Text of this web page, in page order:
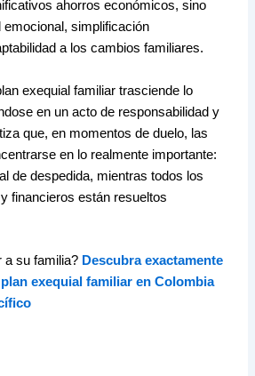
ahorros económicos, sino
emocional, simplificación
a los cambios familiares.
exequial familiar trasciende lo
en un acto de responsabilidad y
que, en momentos de duelo, las
en lo realmente importante:
de despedida, mientras todos los
financieros están resueltos
a su familia? Descubra exactamente
exequial familiar en Colombia